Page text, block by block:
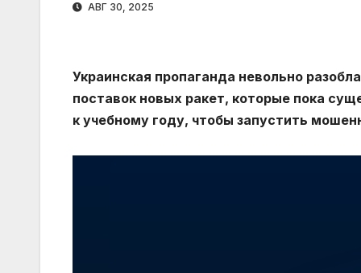
АВГ 30, 2025
Украинская пропаганда невольно
поставок новых ракет, которые пока
к учебному году, чтобы запустить